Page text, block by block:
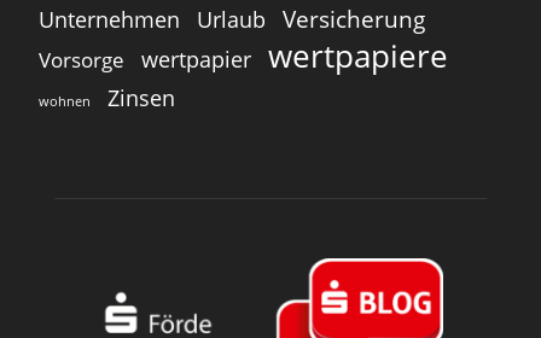
Unternehmen Urlaub Versicherung
Vorsorge wertpapier wertpapiere
wohnen Zinsen